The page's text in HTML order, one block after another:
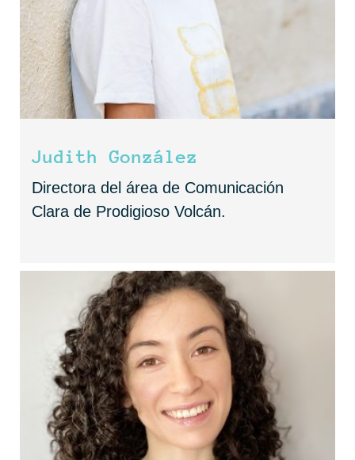
Judith González
Directora del área de Comunicación
Clara de Prodigioso Volcán.